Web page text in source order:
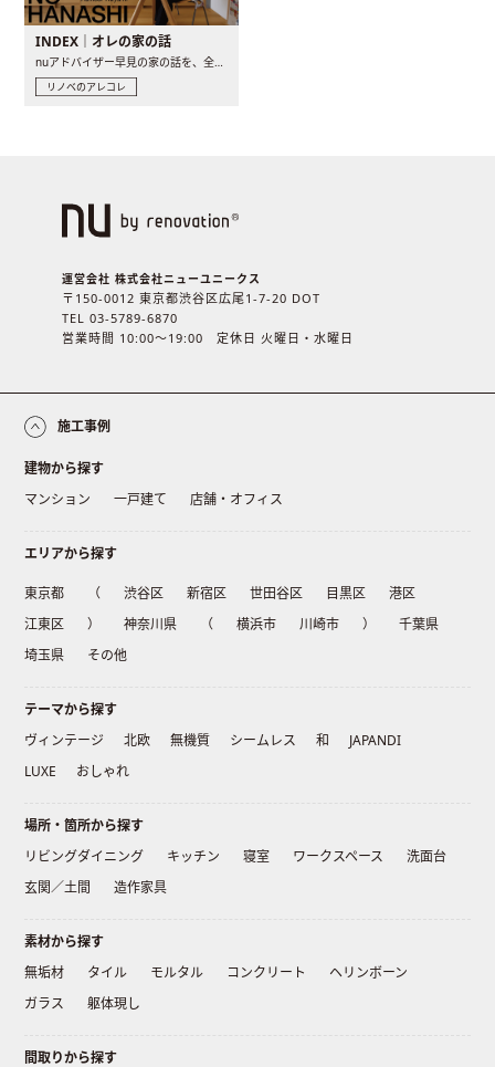
INDEX｜オレの家の話
リノベのアレコレ
運営会社 株式会社ニューユニークス
〒150-0012 東京都渋谷区広尾1-7-20 DOT
TEL 03-5789-6870
営業時間 10:00〜19:00 定休日 火曜日・水曜日
施工事例
建物から探す
マンション
一戸建て 店舗・オフィス
エリアから探す
東京都 （ 渋谷区 新宿区 世田谷区 目黒区
港区
江東区
） 神奈川県 （ 横浜市 川崎市 ）
千葉県
埼玉県
その他
テーマから探す
ヴィンテージ
北欧 無機質 シームレス 和
JAPANDI
LUXE
おしゃれ
場所・箇所から探す
リビングダイニング
キッチン 寝室 ワークスペース
洗面台
玄関／土間
造作家具
素材から探す
無垢材
タイル モルタル コンクリート
ヘリンボーン
ガラス
躯体現し
間取りから探す